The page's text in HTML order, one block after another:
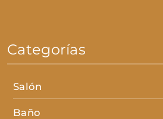
Categorías
Salón
Baño